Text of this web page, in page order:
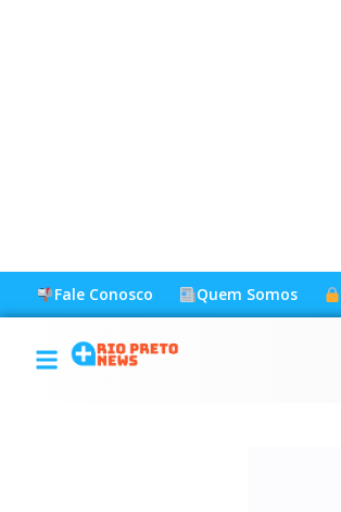
Fale Conosco Quem Somos